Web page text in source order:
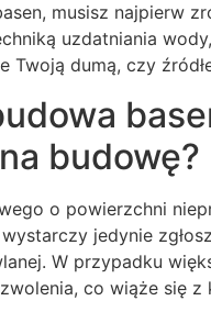
musisz najpierw
uzdatniania
Twoją dumą, czy
budowę?
o powierzchni
jedynie
W przypadku
co wiąże się